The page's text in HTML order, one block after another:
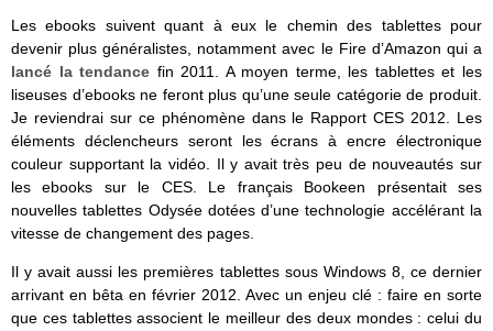
Les ebooks suivent quant à eux le chemin des tablettes pour
devenir plus généralistes, notamment avec le Fire d’Amazon qui a
lancé la tendance fin 2011. A moyen terme, les tablettes et les
liseuses d’ebooks ne feront plus qu’une seule catégorie de produit.
Je reviendrai sur ce phénomène dans le Rapport CES 2012. Les
éléments déclencheurs seront les écrans à encre électronique
couleur supportant la vidéo. Il y avait très peu de nouveautés sur
les ebooks sur le CES. Le français Bookeen présentait ses
nouvelles tablettes Odysée dotées d’une technologie accélérant la
vitesse de changement des pages.
Il y avait aussi les premières tablettes sous Windows 8, ce dernier
arrivant en bêta en février 2012. Avec un enjeu clé : faire en sorte
que ces tablettes associent le meilleur des deux mondes : celui du